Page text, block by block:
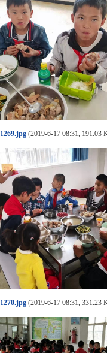
1269.jpg (2019-6-17 08:31, 191.03
1270.jpg (2019-6-17 08:31, 331.23